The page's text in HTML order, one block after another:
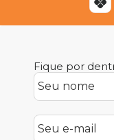
Fique por